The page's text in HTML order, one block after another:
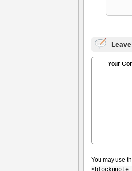
Your
You may use